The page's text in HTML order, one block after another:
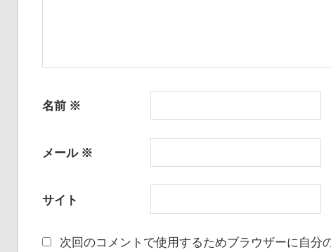
名前 ※
メール ※
サイト
次回のコメントで使用するためブラウザーに自分